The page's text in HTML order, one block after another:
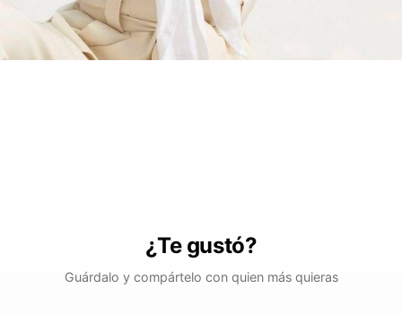
¿Te gustó?
Guárdalo y compártelo con quien más quieras